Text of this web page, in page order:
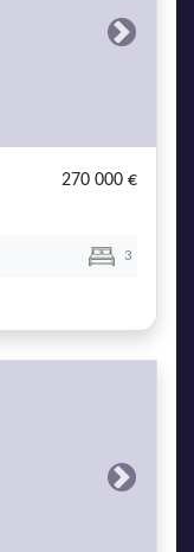
Next
270 000 €
3
Next